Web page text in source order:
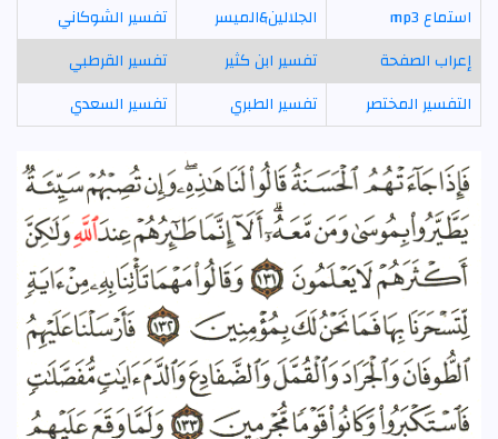
استماع mp3
الجلالين&الميسر
تفسير الشوكاني
إعراب الصفحة
تفسير ابن كثير
تفسير القرطبي
التفسير المختصر
تفسير الطبري تفسير السعدي